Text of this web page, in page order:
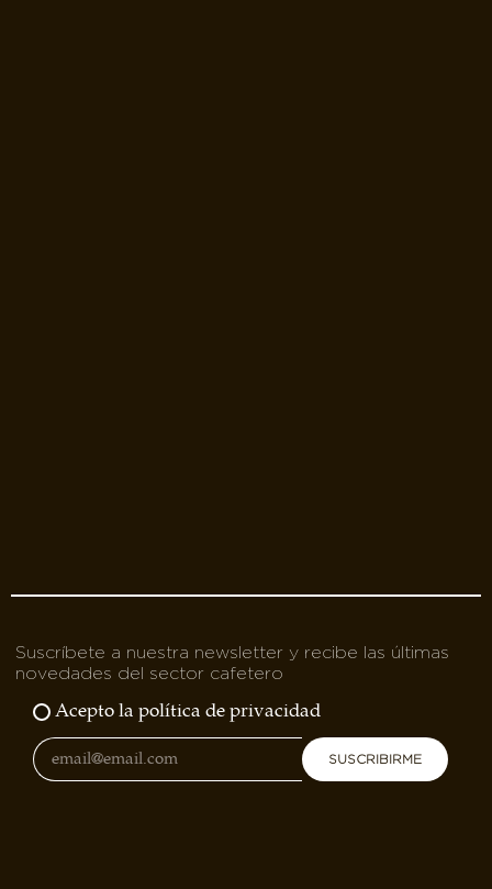
Suscríbete a nuestra newsletter y recibe las últimas
novedades del sector cafetero
Acepto la política de privacidad
SUSCRIBIRME